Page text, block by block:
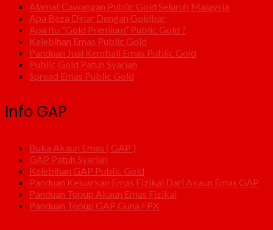
Alamat Cawangan Public Gold Seluruh Malaysia
Apa Beza Dinar Dengan Goldbar
Apa Itu “Gold Premium” Public Gold ?
Kelebihan Emas Public Gold
Panduan Jual Kembali Emas Public Gold
Public Gold Patuh Syariah
Spread Emas Public Gold
Info GAP
Buka Akaun Emas ( GAP )
GAP Patuh Syariah
Kelebihan GAP Public Gold
Panduan Keluarkan Emas Fizikal Dari Akaun Emas GAP
Panduan Topup Akaun Emas Fizikal
Panduan Topup GAP Guna FPX